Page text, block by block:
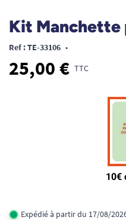
Kit Manchette
Ref : TE-33106 •
25,00 € TTC
Expédié à partir du 17/08/